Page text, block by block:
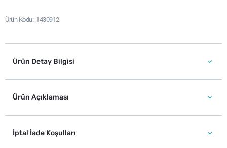
Ürün Kodu 1430912
Ürün Detay Bilgisi
Ürün Açıklaması
İptal İade Koşulları